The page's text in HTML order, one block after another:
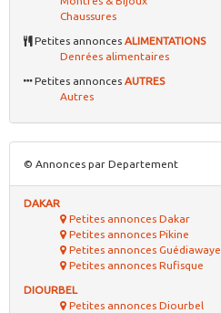
Chaussures
Petites annonces ALIMENTATIONS
Denrées alimentaires
Petites annonces AUTRES
Autres
© Annonces par Departement
DAKAR
Petites annonces Dakar
Petites annonces Pikine
Petites annonces Guédiawaye
Petites annonces Rufisque
DIOURBEL
Petites annonces Diourbel